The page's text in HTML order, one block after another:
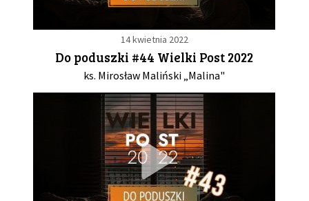
PARTNERZY
NEWSLETTER
DLA MEDIÓW
KONTAKT
14 kwietnia 2022
Do poduszki #44 Wielki Post 2022
ks. Mirosław Maliński „Malina"